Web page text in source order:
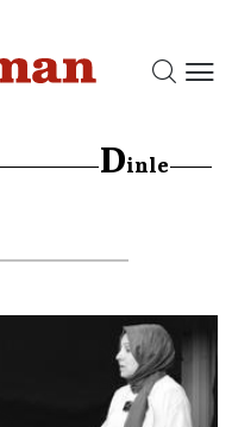
Dinle